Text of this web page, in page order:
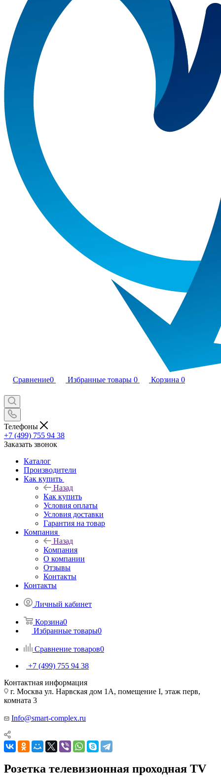
Сравнение0 Избранные товары 0 Корзина 0
Телефоны
+7 (499) 755 94 38
Заказать звонок
Каталог
Производители
Как купить
Назад
Как купить
Условия оплаты
Условия доставки
Гарантия на товар
Компания
Назад
Компания
О компании
Отзывы
Контакты
Контакты
Личный кабинет
Корзина0
Избранные товары0
Сравнение товаров0
+7 (499) 755 94 38
Контактная информация
г. Москва ул. Нарвская дом 1А, помещение I, этаж перв,
комната 3
Info@smart-complex.ru
Розетка телевизионная проходная TV